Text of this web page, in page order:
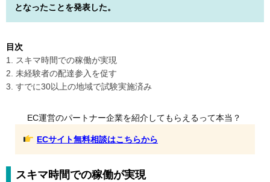
となったことを発表した。
目次
1. スキマ時間での稼働が実現
2. 未経験者の配達参入を促す
3. すでに30以上の地域で試験実施済み
EC運営のパートナー企業を紹介してもらえるって本当？
ECサイト無料相談はこちらから
スキマ時間での稼働が実現